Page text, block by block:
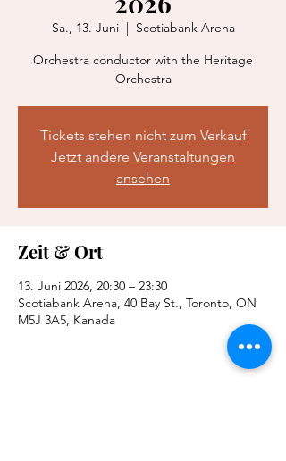
Sa., 13. Juni
  |
Scotiabank Arena
Orchestra conductor with the Heritage
Orchestra
Tickets stehen nicht zum Verkauf
Jetzt andere Veranstaltungen
ansehen
Zeit & Ort
13. Juni 2026, 20:30 – 23:30
Scotiabank Arena, 40 Bay St., Toronto, ON
M5J 3A5, Kanada